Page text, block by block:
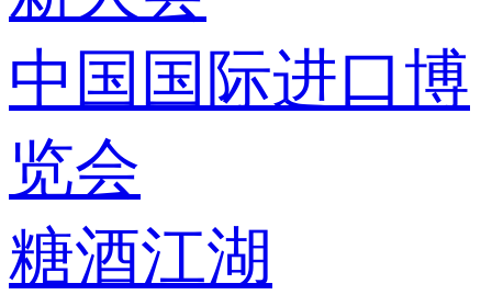
中国国际进口博
览会
糖酒江湖